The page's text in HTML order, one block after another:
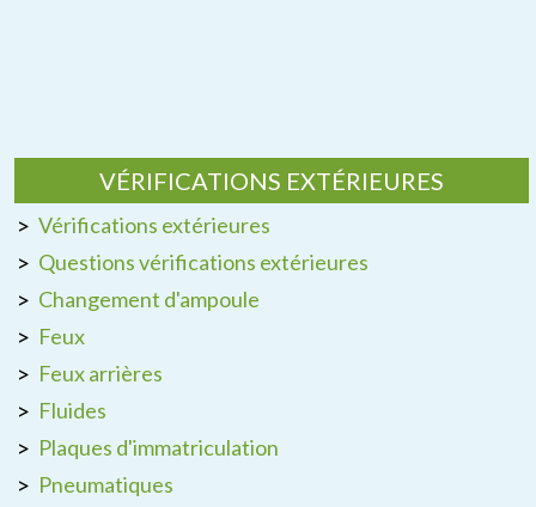
VÉRIFICATIONS EXTÉRIEURES
Vérifications extérieures
Questions vérifications extérieures
Changement d'ampoule
Feux
Feux arrières
Fluides
Plaques d'immatriculation
Pneumatiques